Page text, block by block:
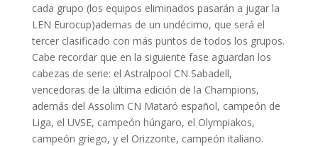
cada grupo (los equipos eliminados pasarán a jugar la
LEN Eurocup)ademas de un undécimo, que será el
tercer clasificado con más puntos de todos los grupos.
Cabe recordar que en la siguiente fase aguardan los
cabezas de serie: el Astralpool CN Sabadell,
vencedoras de la última edición de la Champions,
además del Assolim CN Mataró español, campeón de
Liga, el UVSE, campeón húngaro, el Olympiakos,
campeón griego, y el Orizzonte, campeón italiano.